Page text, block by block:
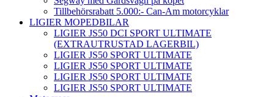
Tillbehörsrabatt 5.000:- Can-Am motorcyklar
LIGIER MOPEDBILAR
LIGIER JS50 DCI SPORT ULTIMATE
(EXTRAUTRUSTAD LAGERBIL)
LIGIER JS50 SPORT ULTIMATE
LIGIER JS50 SPORT ULTIMATE
LIGIER JS50 SPORT ULTIMATE
LIGIER JS50 SPORT ULTIMATE